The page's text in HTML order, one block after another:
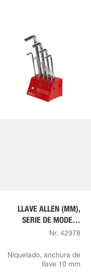
LLAVE ALLEN (MM),
SERIE DE MODELO
EXTRA LARGA
Nr. 42978
Niquelado, anchura de
llave 10 mm